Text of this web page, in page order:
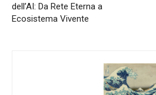
dell’AI: Da Rete Eterna a
Ecosistema Vivente